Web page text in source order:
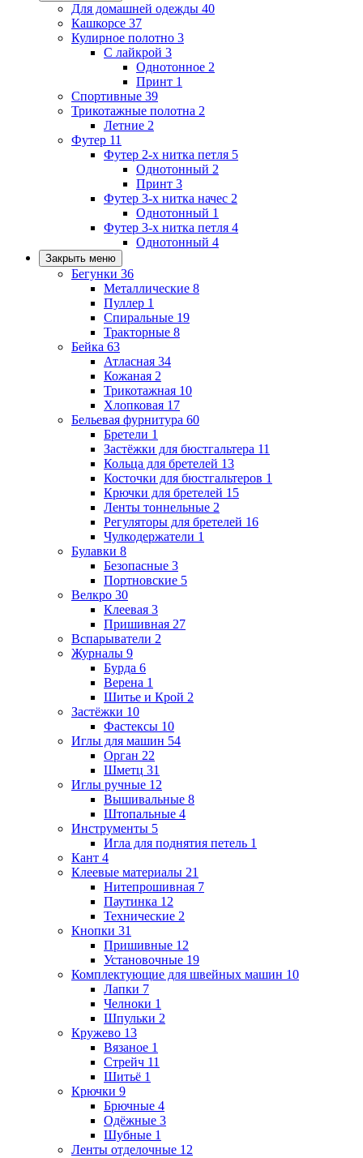
Для домашней одежды 40
Кашкорсе 37
Кулирное полотно 3
С лайкрой 3
Однотонное 2
Принт 1
Спортивные 39
Трикотажные полотна 2
Летние 2
Футер 11
Футер 2-х нитка петля 5
Однотонный 2
Принт 3
Футер 3-х нитка начес 2
Однотонный 1
Футер 3-х нитка петля 4
Однотонный 4
Закрыть меню
Бегунки 36
Металлические 8
Пуллер 1
Спиральные 19
Тракторные 8
Бейка 63
Атласная 34
Кожаная 2
Трикотажная 10
Хлопковая 17
Бельевая фурнитура 60
Бретели 1
Застёжки для бюстгальтера 11
Кольца для бретелей 13
Косточки для бюстгальтеров 1
Крючки для бретелей 15
Ленты тоннельные 2
Регуляторы для бретелей 16
Чулкодержатели 1
Булавки 8
Безопасные 3
Портновские 5
Велкро 30
Клеевая 3
Пришивная 27
Вспарыватели 2
Журналы 9
Бурда 6
Верена 1
Шитье и Крой 2
Застёжки 10
Фастексы 10
Иглы для машин 54
Орган 22
Шметц 31
Иглы ручные 12
Вышивальные 8
Штопальные 4
Инструменты 5
Игла для поднятия петель 1
Кант 4
Клеевые материалы 21
Нитепрошивная 7
Паутинка 12
Технические 2
Кнопки 31
Пришивные 12
Установочные 19
Комплектующие для швейных машин 10
Лапки 7
Челноки 1
Шпульки 2
Кружево 13
Вязаное 1
Стрейч 11
Шитьё 1
Крючки 9
Брючные 4
Одёжные 3
Шубные 1
Ленты отделочные 12